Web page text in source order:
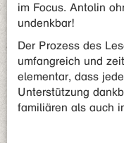
im Focus. Antolin
undenkbar!
Der Prozess des
umfangreich und
elementar, dass
Unterstützung
familiären als auch